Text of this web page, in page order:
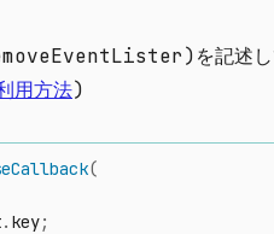
を記述し
用方法)
(
. key;